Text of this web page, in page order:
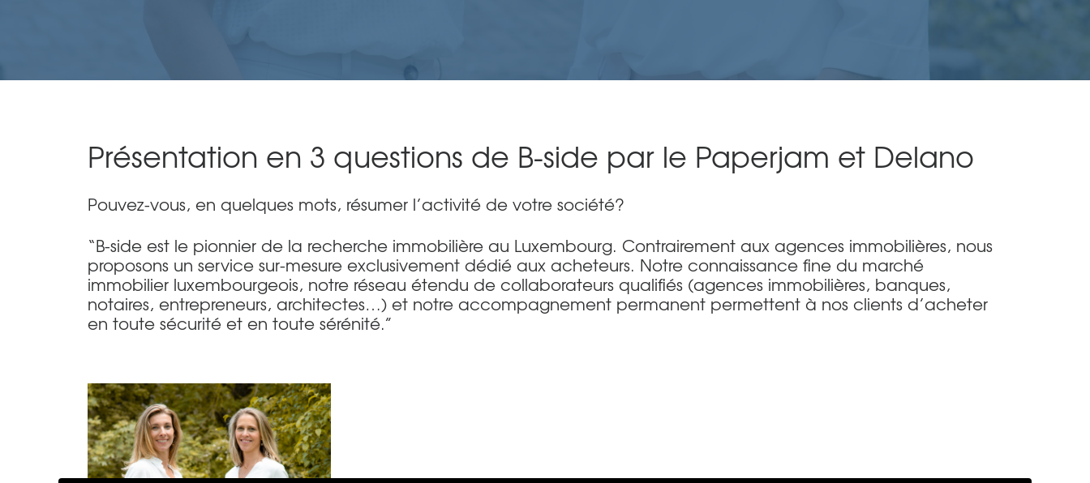
Présentation en 3 questions de B-side par le Paperjam et Delano
Pouvez-vous, en quelques mots, résumer l’activité de votre société?
“B-side est le pionnier de la recherche immobilière au Luxembourg. Contrairement aux agences immobilières, nous
proposons un service sur-mesure exclusivement dédié aux acheteurs. Notre connaissance fine du marché
immobilier luxembourgeois, notre réseau étendu de collaborateurs qualifiés (agences immobilières, banques,
notaires, entrepreneurs, architectes…) et notre accompagnement permanent permettent à nos clients d’acheter
en toute sécurité et en toute sérénité.”